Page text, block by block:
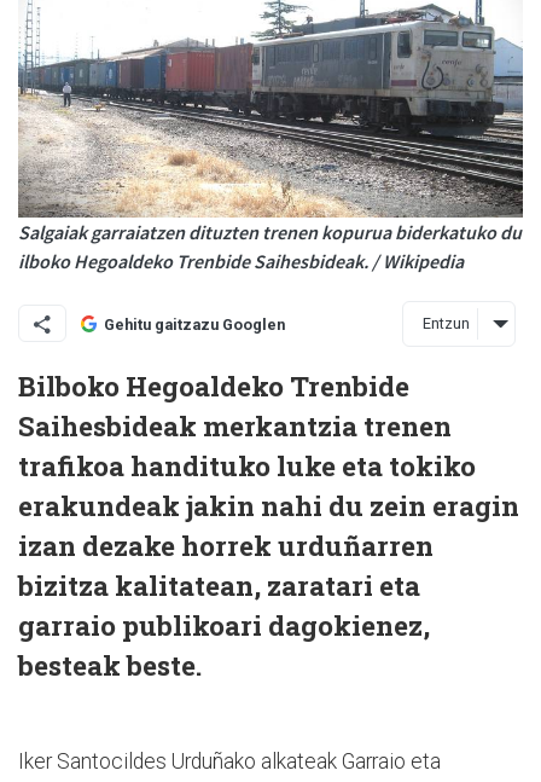
Salgaiak garraiatzen dituzten trenen kopurua biderkatuko du
ilboko Hegoaldeko Trenbide Saihesbideak. / Wikipedia
Gehitu gaitzazu Googlen Entzun
Bilboko Hegoaldeko Trenbide
Saihesbideak merkantzia trenen
trafikoa handituko luke eta tokiko
erakundeak jakin nahi du zein eragin
izan dezake horrek urduñarren
bizitza kalitatean, zaratari eta
garraio publikoari dagokienez,
besteak beste.
Iker Santocildes Urduñako alkateak Garraio eta